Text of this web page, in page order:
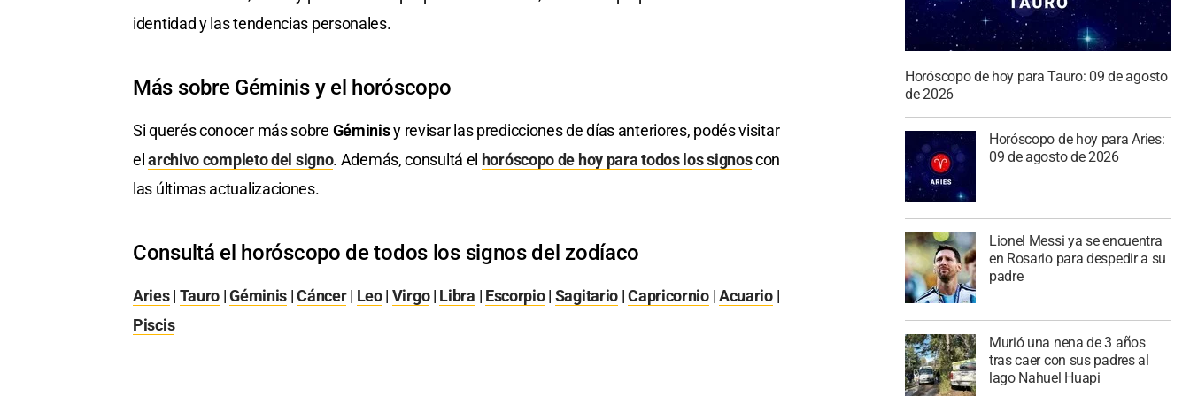
identidad y las tendencias personales.
Más sobre Géminis y el horóscopo
Si querés conocer más sobre Géminisy revisar las predicciones de días anteriores, podés visitar
elarchivo completo del signo. Además, consultá el horóscopo de hoy para todos los signoscon
las últimas actualizaciones.
Consultá el horóscopo de todos los signos del zodíaco
Aries| Tauro |Géminis |Cáncer| Leo| Virgo| Libra | Escorpio| Sagitario |Capricornio|Acuario|
Piscis
Horóscopo de hoy para Tauro: 09 de agosto
de 2026
Horóscopo de hoy para Aries:
09 de agosto de 2026
Lionel Messi ya se encuentra
en Rosario para despedir a su
padre
Murió una nena de 3 años
tras caer con sus padres al
lago Nahuel Huapi